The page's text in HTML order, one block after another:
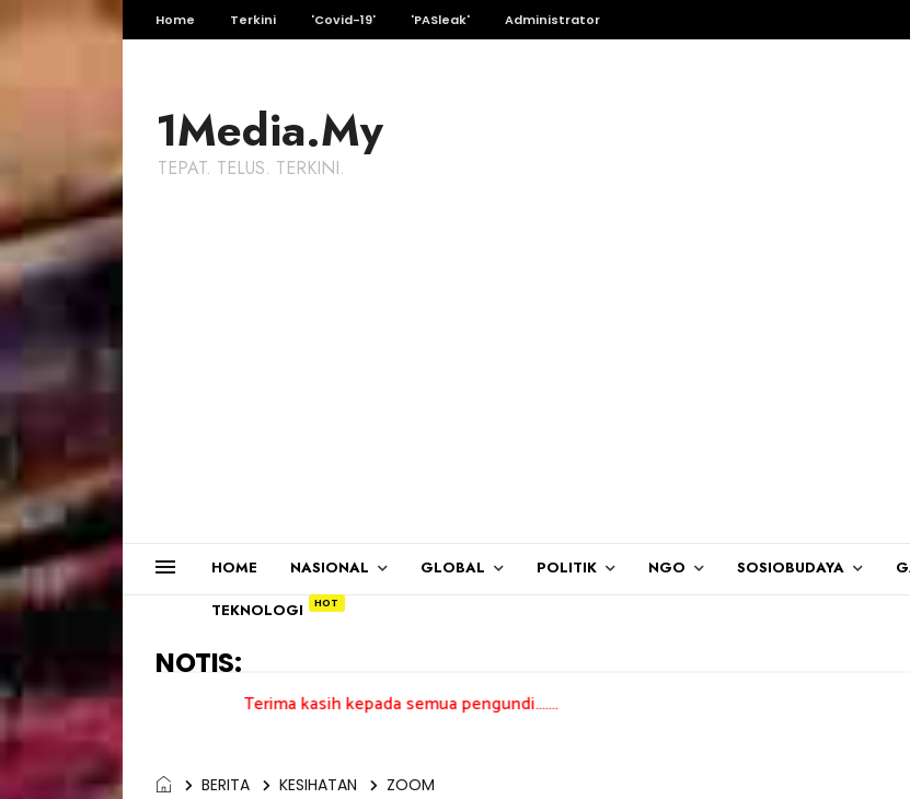
Home Terkini 'Covid-19' 'PASleak' Administrator
1Media.My
TEPAT. TELUS. TERKINI.
HOME NASIONAL GLOBAL POLITIK NGO SOSIOBUDAYA
TEKNOLOGI
NOTIS:
Terima kasih kepada semua pengundi.......
BERITA KESIHATAN ZOOM